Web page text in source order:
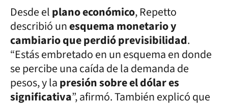
Desde elplano económico, Repetto
describió unesquema monetario y
cambiario que perdió previsibilidad.
“Estás embretado en un esquema en donde
se percibe una caída de la demanda de
pesos, y lapresión sobre el dólar es
significativa”, afirmó. También explicó que